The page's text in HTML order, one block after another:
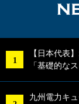
【日本代表
「基礎的な
九州電力キ